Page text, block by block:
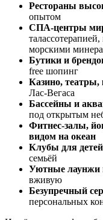
Рестораны
опытом
СПА-центры
морскими
Бутики и
free шопинг
Казино, театры,
Лас-Вегаса
Бассейны и
под открытым
Фитнес-залы,
видом на океан
Клубы для
семьёй
Уютные лаунжи
вживую
Безупречный
персональных